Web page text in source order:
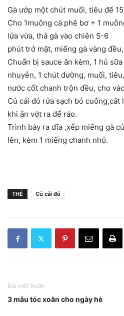
Gà ướp một chút muối, tiêu đế
Cho 1muông cà phê bơ + 1
lửa vừa, thả gà vào chiên 5-6
phút trở mặt, miếng gà vàng
Chuẩn bị sauce ăn kèm, 1 hủ
nhuyễn, 1 chút đường, muối, tiêu,
nước cốt chanh trộn đều, cho
Củ cải đỏ rửa sạch bỏ cuống,cắt
khi ăn vớt ra để ráo.
Trình bày ra dĩa ,xếp miếng gà
lên, kèm 1 miếng chanh nhỏ.
THẺ Củ cải đỏ
Bài viết trước
3 mẫu tóc xoăn cho ngày hè